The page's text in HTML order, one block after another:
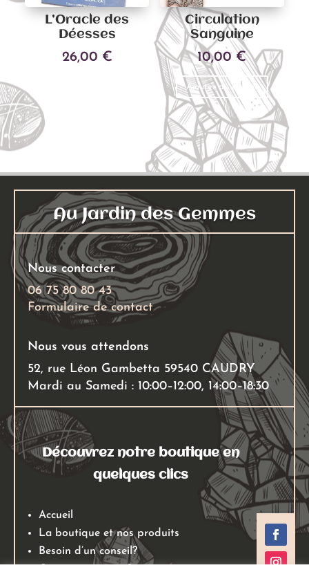
sur
page
produit
sur
du
produit
L’Oracle des
Déesses
26,00 €
Circulation
Sanguine
10,00 €
Ajouter au panier
Au Jardin des Gemmes
Nous contacter
06 75 80 80 43
Formulaire de contact
Nous vous attendons
52, rue Léon Gambetta 59540 CAUDRY
Mardi au Samedi : 10:00–12:00, 14:00–18:30
Découvrez notre boutique en
quelques clics
Accueil
La boutique et nos produits
Besoin d’un conseil?